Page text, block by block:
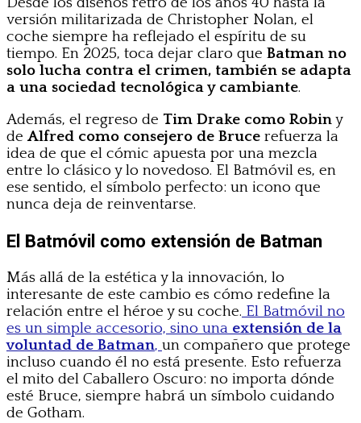
versión militarizada de Christopher Nolan, el
coche siempre ha reflejado el espíritu de su
tiempo. En 2025, toca dejar claro que Batman no
solo lucha contra el crimen, también se adapta
a una sociedad tecnológica y cambiante.
Además, el regreso de Tim Drake como Robiny
de Alfred como consejero de Bruce refuerza la
idea de que el cómic apuesta por una mezcla
entre lo clásico y lo novedoso. El Batmóvil es, en
ese sentido, el símbolo perfecto: un icono que
nunca deja de reinventarse.
El Batmóvil como extensión de Batman
Más allá de la estética y la innovación, lo
interesante de este cambio es cómo redefine la
relación entre el héroe y su coche. El Batmóvil no
es un simple accesorio, sino una extensión de la
voluntad de Batman, un compañero que protege
incluso cuando él no está presente. Esto refuerza
el mito del Caballero Oscuro: no importa dónde
esté Bruce, siempre habrá un símbolo cuidando
de Gotham.